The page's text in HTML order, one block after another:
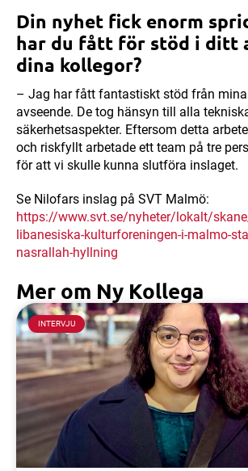
Din nyhet fick enorm
har du fått för stöd i ditt
dina kollegor?
– Jag har fått fantastiskt stöd från
avseende. De tog hänsyn till alla
säkerhetsaspekter. Eftersom detta
och riskfyllt arbetade ett team på tre
för att vi skulle kunna slutföra inslaget.
Se Nilofars inslag på SVT Malmö:
https://www.svt.se/nyheter/lokalt/
libanesiska-kulturforeningen-i-malmo-
nasrallah-hyllning
Mer om Ny Kollega
INTERVJU